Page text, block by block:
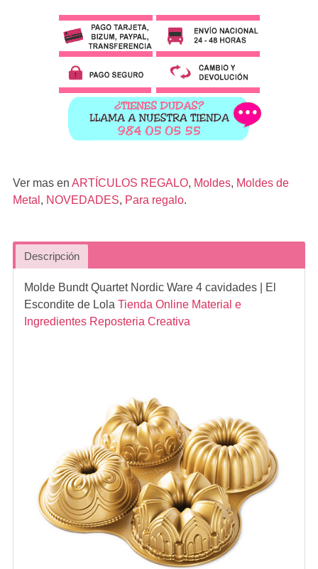
Ver mas en ARTÍCULOS REGALO, Moldes, Moldes de
Metal , NOVEDADES, Para regalo.
Descripción
Molde Bundt Quartet Nordic Ware 4 cavidades| El
Escondite de Lola Tienda Online Material e
Ingredientes Reposteria Creativa